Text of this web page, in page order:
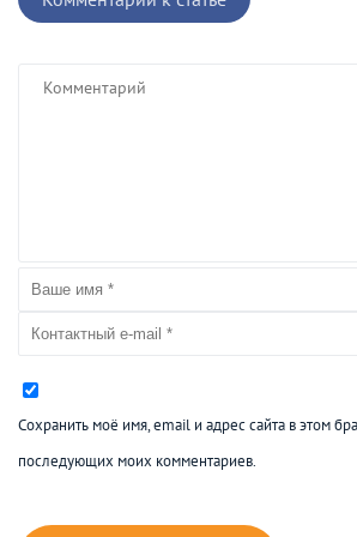
Сохранить моё имя, email и адрес сайта в этом
последующих моих комментариев.